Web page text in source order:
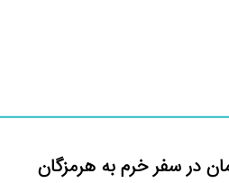
در سفر خرم به هرمزگان